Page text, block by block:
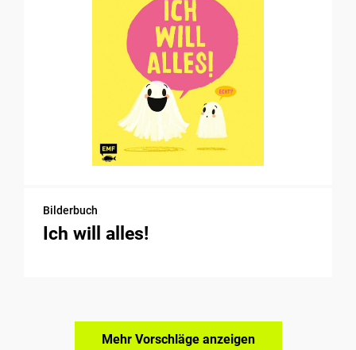
Bilderbuch
Ich will alles!
Mehr Vorschläge anzeigen